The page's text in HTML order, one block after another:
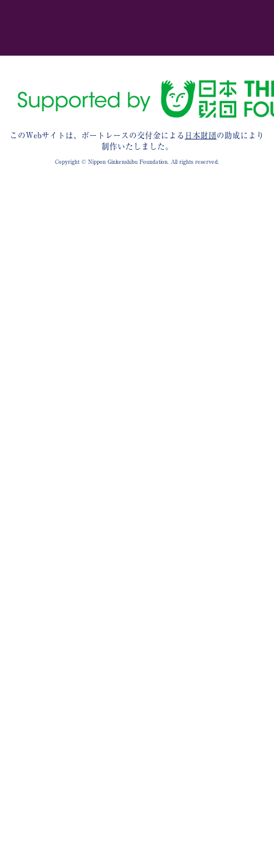
このWebサイトは、ボートレースの交付金による 日本財団の助成により
制作いたしました。
Copyright © Nippon Ginkenshibu Foundation. All rights reserved.